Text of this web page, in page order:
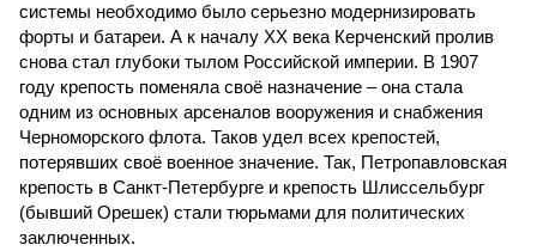
системы необходимо было серьезно модернизировать
форты и батареи. А к началу ХХ века Керченский пролив
снова стал глубоки тылом Российской империи. В 1907
году крепость поменяла своё назначение – она стала
одним из основных арсеналов вооружения и снабжения
Черноморского флота. Таков удел всех крепостей,
потерявших своё военное значение. Так, Петропавловская
крепость в Санкт-Петербурге и крепость Шлиссельбург
(бывший Орешек) стали тюрьмами для политических
заключенных.